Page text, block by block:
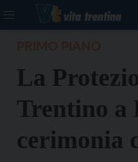
La
Trentino a
cerimonia